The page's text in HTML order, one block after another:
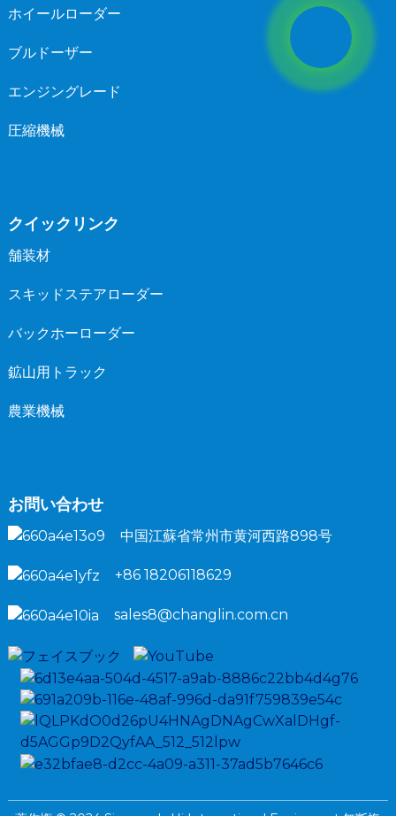
ホイールローダー
ブルドーザー
エンジングレード
圧縮機械
クイックリンク
舗装材
スキッドステアローダー
バックホーローダー
鉱山用トラック
農業機械
お問い合わせ
中国江蘇省常州市黄河西路898号
+86 18206118629
sales8@changlin.com.cn